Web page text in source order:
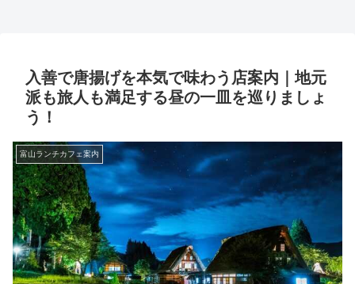
入善で唐揚げを本気で味わう店案内｜地元
派も旅人も満足する昼の一皿を巡りましょ
う！
富山ランチカフェ案内